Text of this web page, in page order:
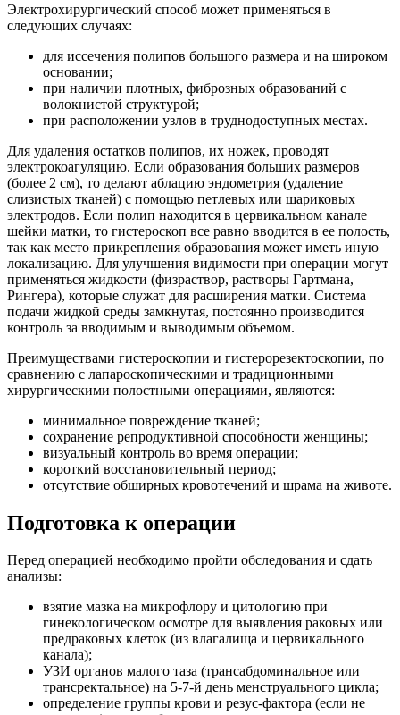
Электрохирургический способ может применяться в
следующих случаях:
для иссечения полипов большого размера и на широком
основании;
при наличии плотных, фиброзных образований с
волокнистой структурой;
при расположении узлов в труднодоступных местах.
Для удаления остатков полипов, их ножек, проводят
электрокоагуляцию. Если образования больших размеров
(более 2 см), то делают аблацию эндометрия (удаление
слизистых тканей) с помощью петлевых или шариковых
электродов. Если полип находится в цервикальном канале
шейки матки, то гистероскоп все равно вводится в ее полость,
так как место прикрепления образования может иметь иную
локализацию. Для улучшения видимости при операции могут
применяться жидкости (физраствор, растворы Гартмана,
Рингера), которые служат для расширения матки. Система
подачи жидкой среды замкнутая, постоянно производится
контроль за вводимым и выводимым объемом.
Преимуществами гистероскопии и гистерорезектоскопии, по
сравнению с лапароскопическими и традиционными
хирургическими полостными операциями, являются:
минимальное повреждение тканей;
сохранение репродуктивной способности женщины;
визуальный контроль во время операции;
короткий восстановительный период;
отсутствие обширных кровотечений и шрама на животе.
Подготовка к операции
Перед операцией необходимо пройти обследования и сдать
анализы:
взятие мазка на микрофлору и цитологию при
гинекологическом осмотре для выявления раковых или
предраковых клеток (из влагалища и цервикального
канала);
УЗИ органов малого таза (трансабдоминальное или
трансректальное) на 5-7-й день менструального цикла;
определение группы крови и резус-фактора (если не